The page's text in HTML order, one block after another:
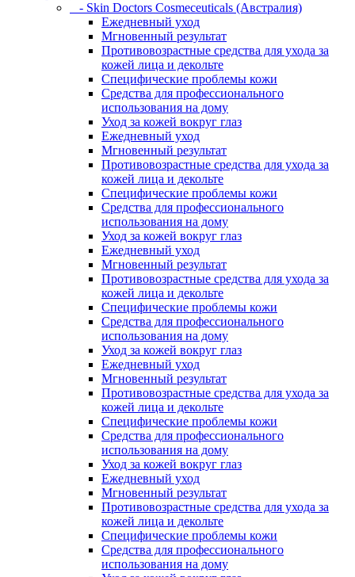
- Skin Doctors Cosmeceuticals (Австралия)
Ежедневный уход
Мгновенный результат
Противовозрастные средства для ухода за
кожей лица и декольте
Специфические проблемы кожи
Средства для профессионального
использования на дому
Уход за кожей вокруг глаз
Ежедневный уход
Мгновенный результат
Противовозрастные средства для ухода за
кожей лица и декольте
Специфические проблемы кожи
Средства для профессионального
использования на дому
Уход за кожей вокруг глаз
Ежедневный уход
Мгновенный результат
Противовозрастные средства для ухода за
кожей лица и декольте
Специфические проблемы кожи
Средства для профессионального
использования на дому
Уход за кожей вокруг глаз
Ежедневный уход
Мгновенный результат
Противовозрастные средства для ухода за
кожей лица и декольте
Специфические проблемы кожи
Средства для профессионального
использования на дому
Уход за кожей вокруг глаз
Ежедневный уход
Мгновенный результат
Противовозрастные средства для ухода за
кожей лица и декольте
Специфические проблемы кожи
Средства для профессионального
использования на дому